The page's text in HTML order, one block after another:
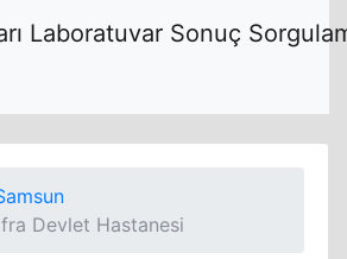
Laboratuvar Sonuç
Devlet Hastanesi